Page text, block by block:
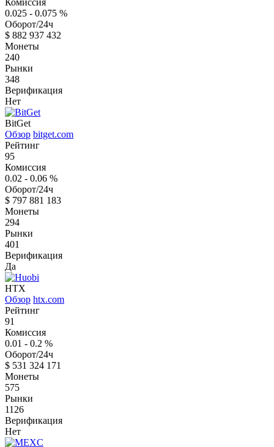
0.025 - 0.075 %
Оборот/24ч
$ 882 937 432
Монеты
240
Рынки
348
Верификация
Нет
BitGet
Обзор bitget.com
Рейтинг
95
Комиссия
0.02 - 0.06 %
Оборот/24ч
$ 797 881 183
Монеты
294
Рынки
401
Верификация
Да
HTX
Обзор htx.com
Рейтинг
91
Комиссия
0.01 - 0.2 %
Оборот/24ч
$ 531 324 171
Монеты
575
Рынки
1126
Верификация
Нет